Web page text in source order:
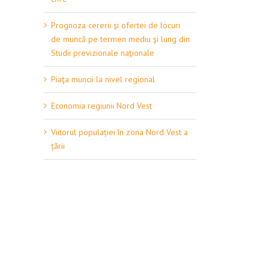
Prognoza cererii şi ofertei de locuri
de muncă pe termen mediu şi lung din
Studii previzionale naţionale
Piaţa muncii la nivel regional
Economia regiunii Nord Vest
Viitorul populației în zona Nord Vest a
țării